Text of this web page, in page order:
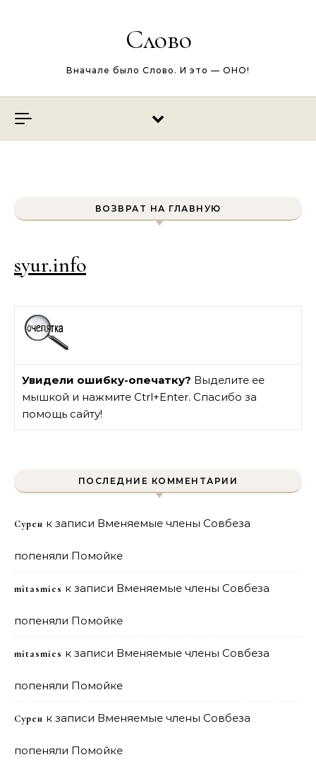
Слово
Вначале было Слово. И это — ОНО!
ВОЗВРАТ НА ГЛАВНУЮ
syur.info
Увидели ошибку-опечатку? Выделите ее
мышкой и нажмите Ctrl+Enter. Спасибо за
помощь сайту!
ПОСЛЕДНИЕ КОММЕНТАРИИ
Сурен к записи Вменяемые члены Совбеза
попеняли Помойке
mitasmies к записи Вменяемые члены Совбеза
попеняли Помойке
mitasmies к записи Вменяемые члены Совбеза
попеняли Помойке
Сурен к записи Вменяемые члены Совбеза
попеняли Помойке